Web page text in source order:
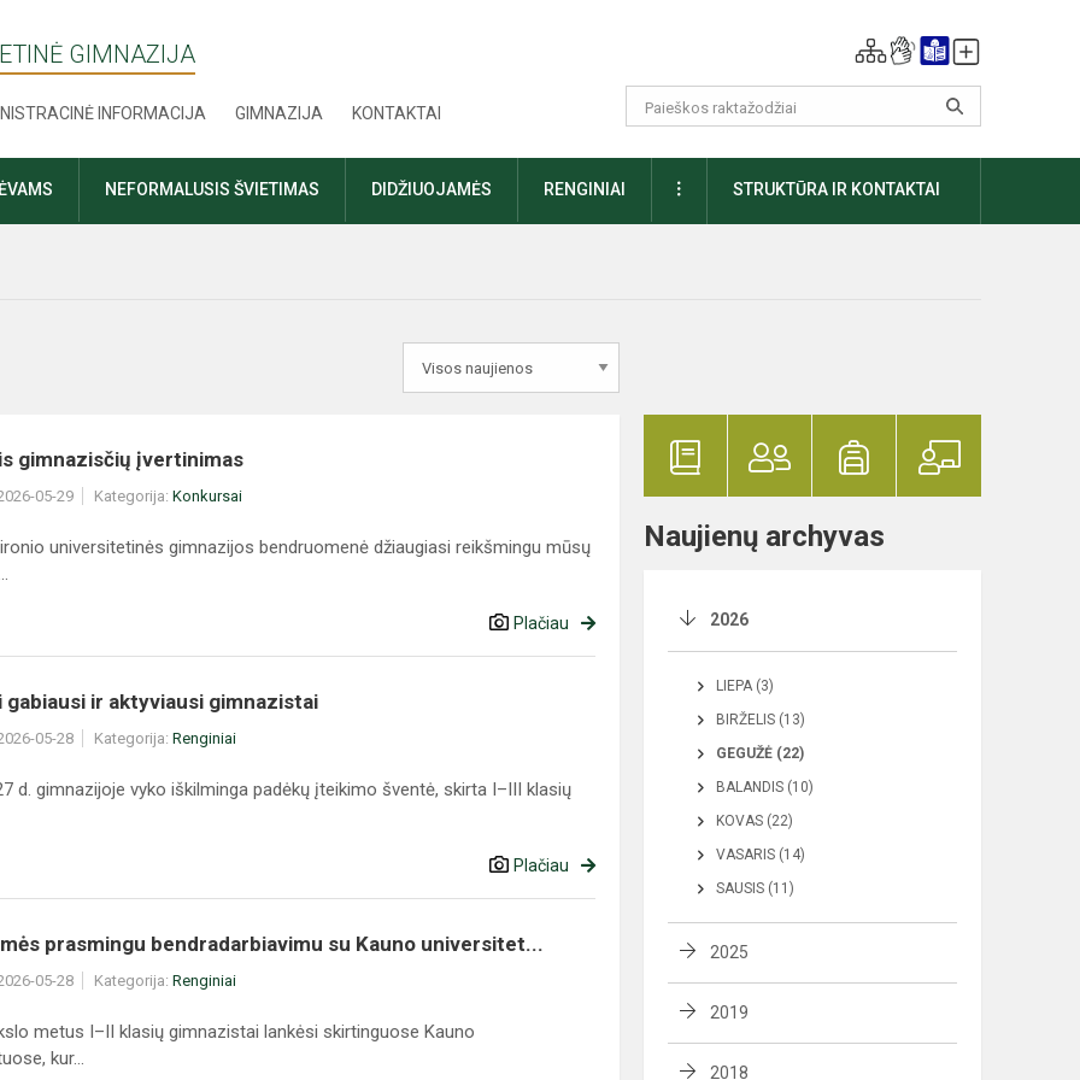
GIMNAZIJA
INFORMACIJA GIMNAZIJA KONTAKTAI
NEFORMALUSIS ŠVIETIMAS DIDŽIUOJAMĖS RENGINIAI DAUGIAUSTRUKTŪRA IR KONTAKTAI
gimnazisčių įvertinimas
05-29 Kategorija: Konkursai
universitetinės gimnazijos bendruomenė džiaugiasi reikšmingu mūsų
Plačiau
gabiausi ir aktyviausi gimnazistai
05-28 Kategorija: Renginiai
d. gimnazijoje vyko iškilminga padėkų įteikimo šventė, skirta I–III klasių
Plačiau
prasmingu bendradarbiavimu su Kauno universitet...
05-28 Kategorija: Renginiai
metus I–II klasių gimnazistai lankėsi skirtinguose Kauno
kur...
Naujienų archyvas
2026
LIEPA (3)
BIRŽELIS (13)
GEGUŽĖ (22)
BALANDIS (10)
KOVAS (22)
VASARIS (14)
SAUSIS (11)
2025
2019
2018